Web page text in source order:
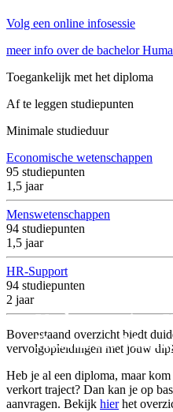
Verkort traject
Resources
Volg een online infosessie
meer info over de bachelor
Toegankelijk met het diploma
Af te leggen studiepunten
Minimale studieduur
Economische wetenschappen
95 studiepunten
1,5 jaar
Menswetenschappen
94 studiepunten
1,5 jaar
HR-Support
94 studiepunten
2 jaar
Bovenstaand overzicht biedt
vervolgopleidingen met jouw
Heb je al een diploma, maar
verkort traject? Dan kan je op
aanvragen. Bekijk hierhet